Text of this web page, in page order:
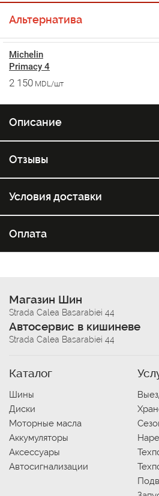
Альтернатива
Michelin
Primacy 4
2 150 MDL/шт
Описание
Отзывы
Условия доставки
Оплата
Магазин Шин
Strada Calea Basarabiei 44
Автосервис в кишиневе
Strada Calea Basarabiei 44
Каталог
Шины
Диски
Моторные масла
Аккумуляторы
Аксессуары
Автосигнализации